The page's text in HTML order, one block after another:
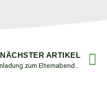
NÄCHSTER ARTIKEL